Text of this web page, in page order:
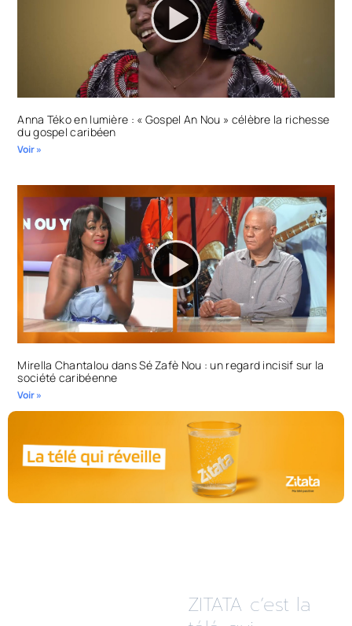
Anna Téko en lumière : « Gospel An Nou » célèbre la richesse
du gospel caribéen
Voir »
Mirella Chantalou dans Sé Zafè Nou : un regard incisif sur la
société caribéenne
Voir »
ZITATA c’est la